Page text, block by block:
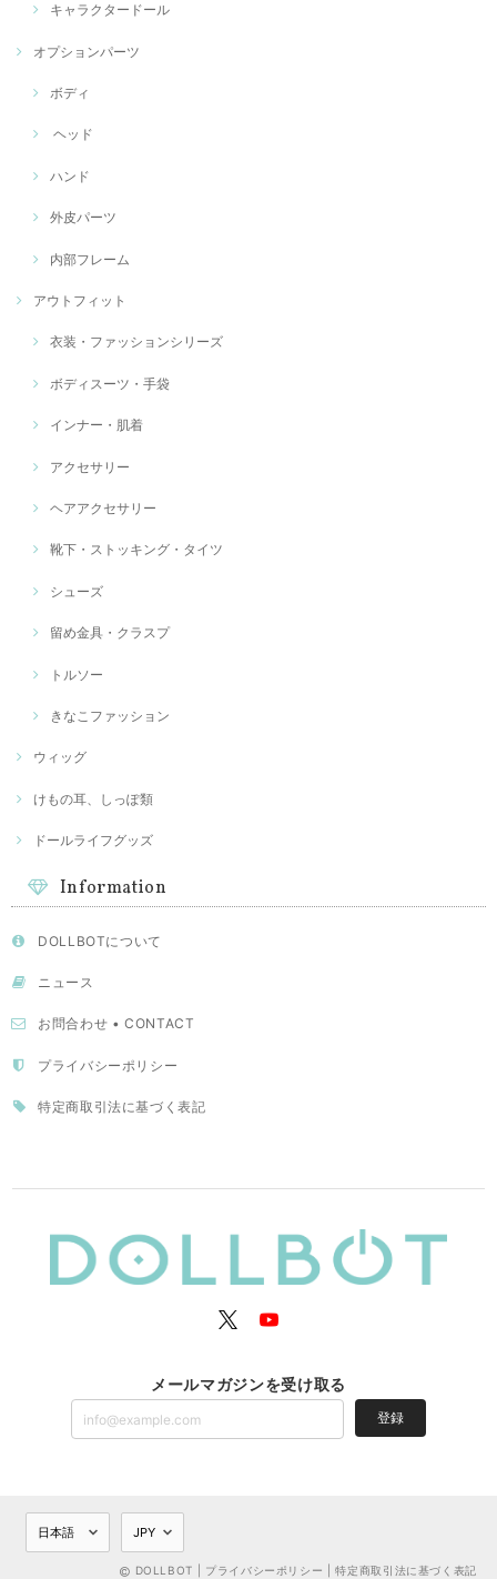
キャラクタードール
オプションパーツ
ボディ
ヘッド
ハンド
外皮パーツ
内部フレーム
アウトフィット
衣装・ファッションシリーズ
ボディスーツ・手袋
インナー・肌着
アクセサリー
ヘアアクセサリー
靴下・ストッキング・タイツ
シューズ
留め金具・クラスプ
トルソー
きなこファッション
ウィッグ
けもの耳、しっぽ類
ドールライフグッズ
Information
DOLLBOTについて
ニュース
お問合わせ • CONTACT
プライバシーポリシー
特定商取引法に基づく表記
メールマガジンを受け取る
登録
DOLLBOT | プライバシーポリシー |特定商取引法に基づく表記